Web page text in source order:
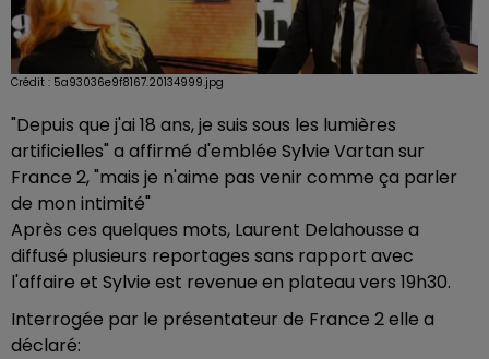
Crédit : 5a93036e9f8167.20134999.jpg
"Depuis que j'ai 18 ans, je suis sous les lumières
artificielles" a affirmé d'emblée Sylvie Vartan sur
France 2, "mais je n'aime pas venir comme ça parler
de mon intimité"
Après ces quelques mots, Laurent Delahousse a
diffusé plusieurs reportages sans rapport avec
l'affaire et Sylvie est revenue en plateau vers 19h30.
Interrogée par le présentateur de France 2 elle a
déclaré: